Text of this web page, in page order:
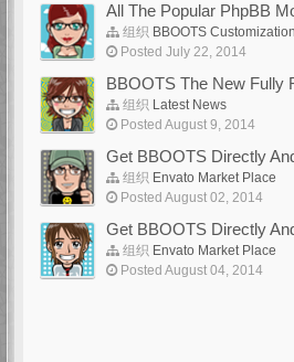
All The Popular PhpBB
组织 BBOOTS Customization
Posted July 22, 2014
BBOOTS The New Fully
组织 Latest News
Posted August 9, 2014
Get BBOOTS Directly And
组织 Envato Market Place
Posted August 02, 2014
Get BBOOTS Directly And
组织 Envato Market Place
Posted August 04, 2014